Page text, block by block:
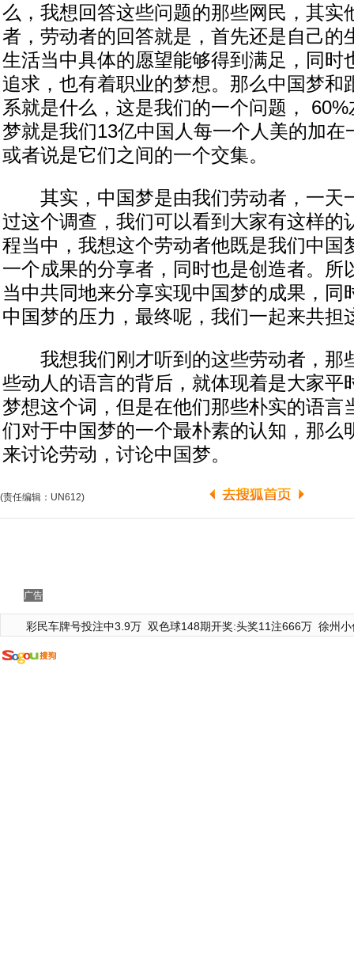
么，我想回答这些问题的那些网民，其实
者，劳动者的回答就是，首先还是自己的
生活当中具体的愿望能够得到满足，同时
追求，也有着职业的梦想。那么中国梦和
系就是什么，这是我们的一个问题，
梦就是我们13亿中国人每一个人美的加在
或者说是它们之间的一个交集。
其实，中国梦是由我们劳动者，一天
过这个调查，我们可以看到大家有这样的
程当中，我想这个劳动者他既是我们中国
一个成果的分享者，同时也是创造者。所
当中共同地来分享实现中国梦的成果，同
中国梦的压力，最终呢，我们一起来共担
我想我们刚才听到的这些劳动者，那
些动人的语言的背后，就体现着是大家平
梦想这个词，但是在他们那些朴实的语言
们对于中国梦的一个最朴素的认知，那么
来讨论劳动，讨论中国梦。
(责任编辑：UN612)
广告
彩民车牌号投注中3.9万 双色球148期开奖:头奖11注666万 徐州